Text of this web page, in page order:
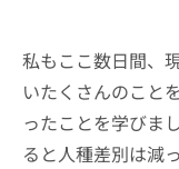
私もここ数日間、
いたくさんのこと
ったことを学びま
ると人種差別は減